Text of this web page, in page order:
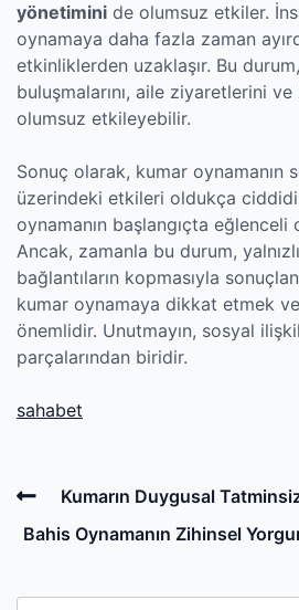
yönetimini de olumsuz etkiler.
oynamaya daha fazla zaman
etkinliklerden uzaklaşır. Bu
buluşmalarını, aile ziyaretlerini ve
olumsuz etkileyebilir.
Sonuç olarak, kumar oynamanın
üzerindeki etkileri oldukça
oynamanın başlangıçta eğlenceli
Ancak, zamanla bu durum,
bağlantıların kopmasıyla
kumar oynamaya dikkat etmek ve
önemlidir. Unutmayın, sosyal
parçalarından biridir.
sahabet
Post
navigation
Previous
Post
Kumarın Duygusal
Bahis Oynamanın Zihinsel